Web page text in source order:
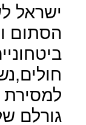
ישראל
הסתום